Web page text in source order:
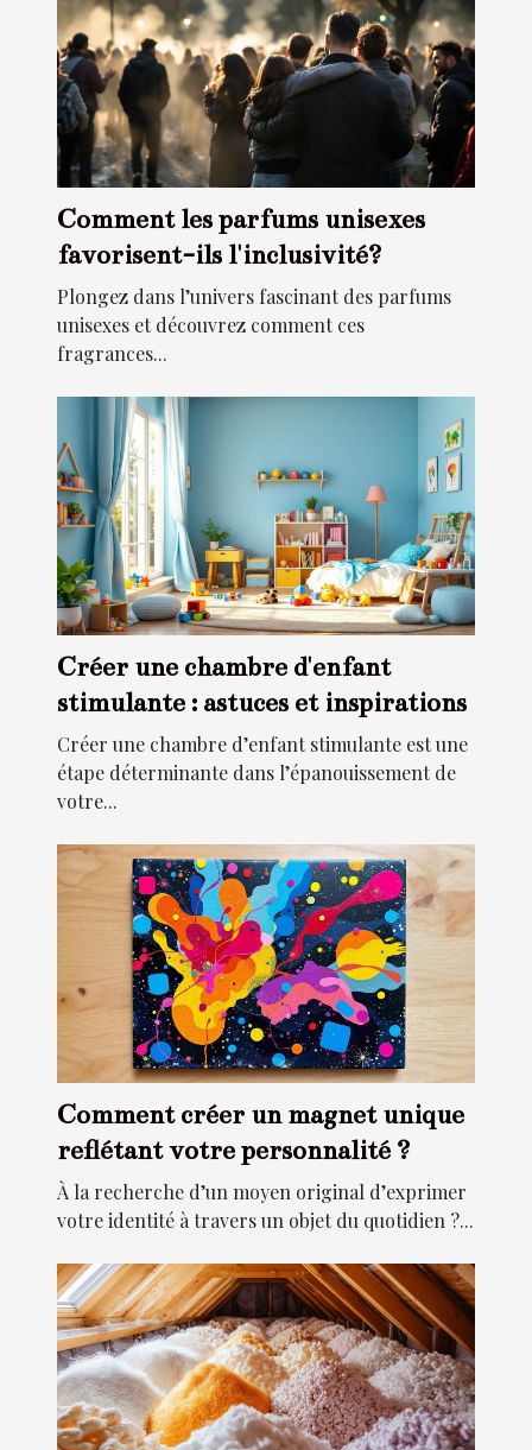
Comment les parfums unisexes
favorisent-ils l'inclusivité?
Plongez dans l’univers fascinant des parfums
unisexes et découvrez comment ces
fragrances...
Créer une chambre d'enfant
stimulante : astuces et inspirations
Créer une chambre d’enfant stimulante est une
étape déterminante dans l’épanouissement de
votre...
Comment créer un magnet unique
reflétant votre personnalité ?
À la recherche d’un moyen original d’exprimer
votre identité à travers un objet du quotidien ?...